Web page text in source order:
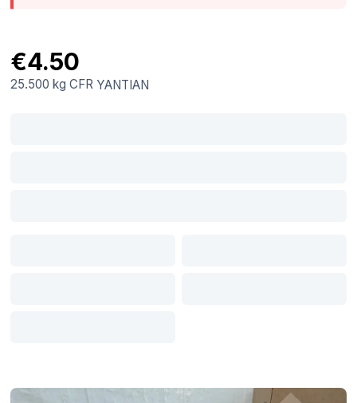
€4.50
25.500 kgCFR YANTIAN